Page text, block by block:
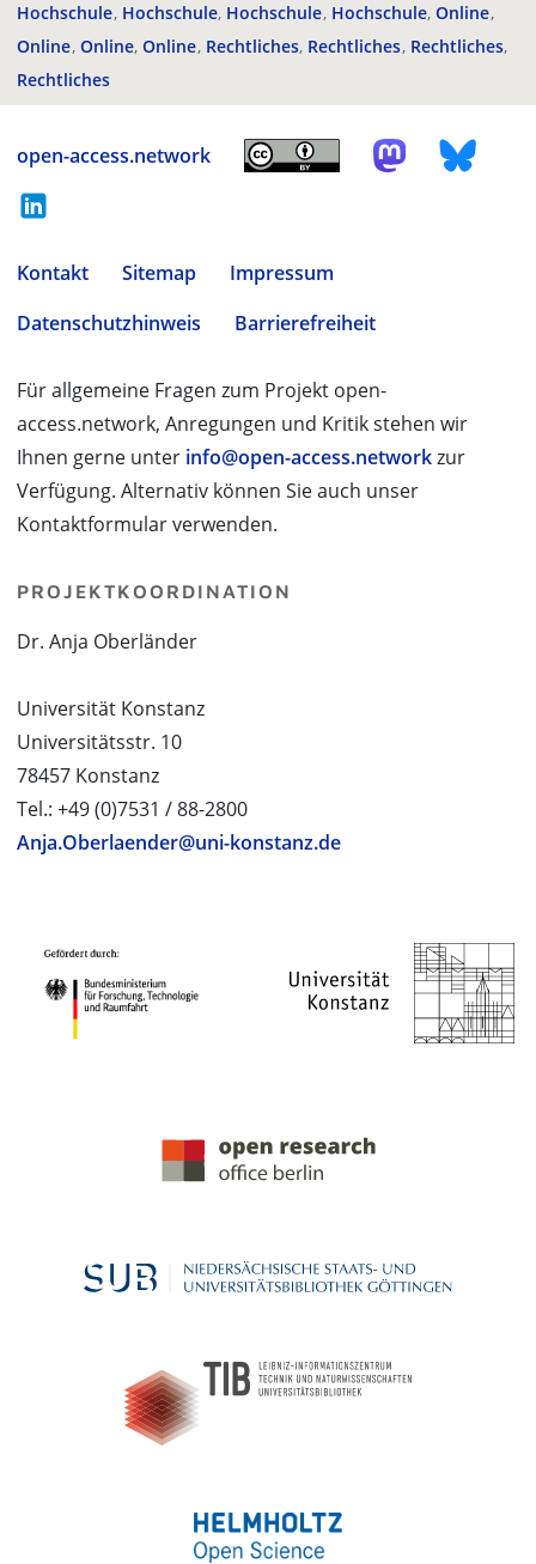
Hochschule Hochschule Hochschule Hochschule Online
Online Online Online Rechtliches Rechtliches Rechtliches
Rechtliches
open-access.network
Kontakt Sitemap
Impressum
Datenschutzhinweis
Barrierefreiheit
Für allgemeine Fragen zum Projekt open-
access.network, Anregungen und Kritik stehen wir
Ihnen gerne unter info@open-access.networkzur
Verfügung. Alternativ können Sie auch unser
Kontaktformular verwenden.
PROJEKTKOORDINATION
Dr. Anja Oberländer
Universität Konstanz
Universitätsstr. 10
78457 Konstanz
Tel.: +49 (0)7531 / 88-2800
Anja.Oberlaender@uni-konstanz.de